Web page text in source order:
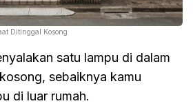
Ditinggal Kosong
satu lampu di dalam
sebaiknya kamu
di luar rumah.